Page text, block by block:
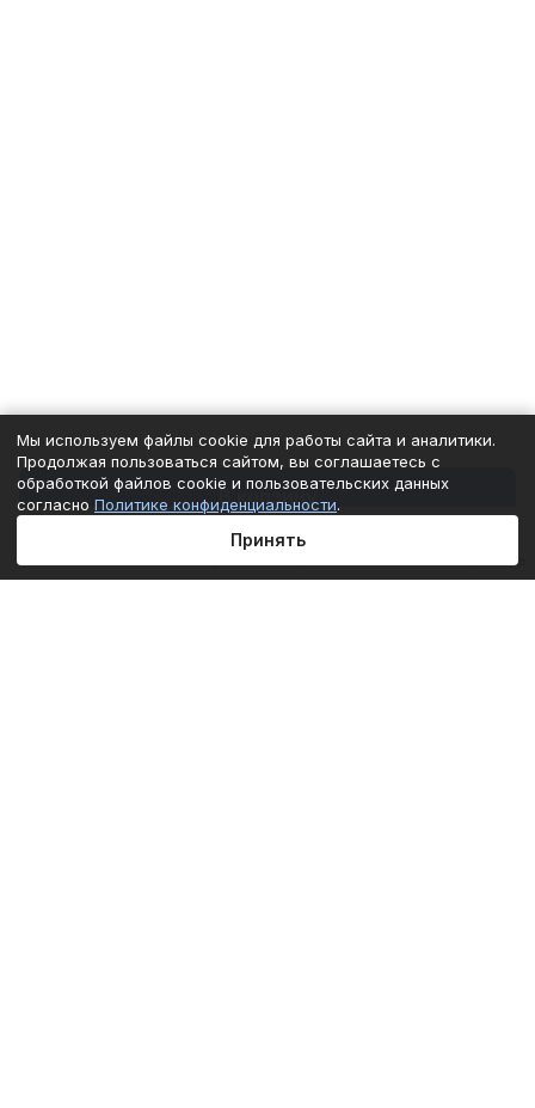
В корзину
Сравнение
Мы используем файлы cookie для работы сайта и аналитики.
Продолжая пользоваться сайтом, вы соглашаетесь с
обработкой файлов cookie и пользовательских данных
согласно Политике конфиденциальности.
Принять